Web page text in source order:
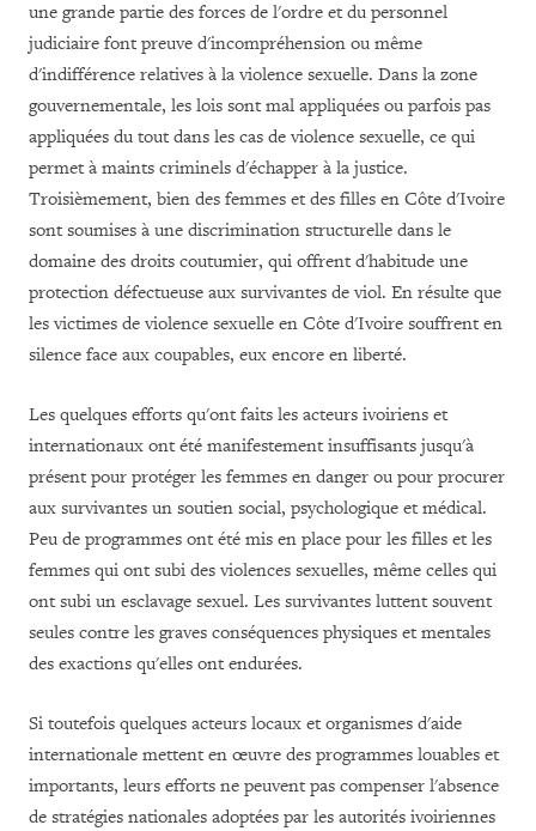
une grande partie des forces de l'ordre et du personnel
judiciaire font preuve d'incompréhension ou même
d'indifférence relatives à la violence sexuelle. Dans la zone
gouvernementale, les lois sont mal appliquées ou parfois pas
appliquées du tout dans les cas de violence sexuelle, ce qui
permet à maints criminels d'échapper à la justice.
Troisièmement, bien des femmes et des filles en Côte d'Ivoire
sont soumises à une discrimination structurelle dans le
domaine des droits coutumier, qui offrent d'habitude une
protection défectueuse aux survivantes de viol. En résulte que
les victimes de violence sexuelle en Côte d'Ivoire souffrent en
silence face aux coupables, eux encore en liberté.
Les quelques efforts qu'ont faits les acteurs ivoiriens et
internationaux ont été manifestement insuffisants jusqu'à
présent pour protéger les femmes en danger ou pour procurer
aux survivantes un soutien social, psychologique et médical.
Peu de programmes ont été mis en place pour les filles et les
femmes qui ont subi des violences sexuelles, même celles qui
ont subi un esclavage sexuel. Les survivantes luttent souvent
seules contre les graves conséquences physiques et mentales
des exactions qu'elles ont endurées.
Si toutefois quelques acteurs locaux et organismes d'aide
internationale mettent en œuvre des programmes louables et
importants, leurs efforts ne peuvent pas compenser l'absence
de stratégies nationales adoptées par les autorités ivoiriennes